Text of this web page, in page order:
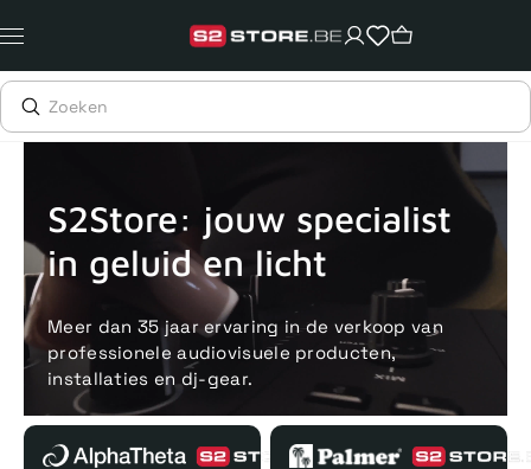
naar
content
Voor 15uur besteld, zelfde dag verstuurd Echte winkel +35
S2Store: jouw specialist
in geluid en licht
Meer dan 35 jaar ervaring in de verkoop van
professionele audiovisuele producten,
installaties en dj-gear.